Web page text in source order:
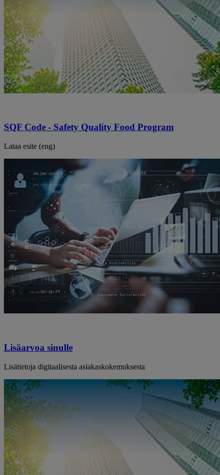
SQF Code - Safety Quality Food Program
Lataa esite (eng)
Lisäarvoa sinulle
Lisätietoja digitaalisesta asiakaskokemuksesta